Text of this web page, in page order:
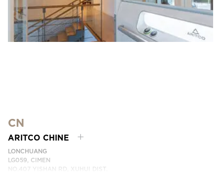
CN
ARITCO CHINE
LONCHUANG
LG059, CIMEN
NO.407 YISHAN RD, XUHUI DIST.